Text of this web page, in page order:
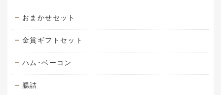
おまかせセット
金賞ギフトセット
ハム･ベーコン
腸詰